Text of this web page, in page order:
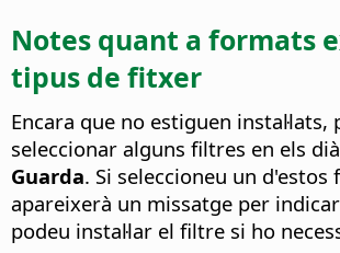
Notes quant a formats
tipus de fitxer
Encara que no estiguen instal·lats,
seleccionar alguns filtres en els
Guarda. Si seleccioneu un d'estos
apareixerà un missatge per
podeu instal·lar el filtre si ho